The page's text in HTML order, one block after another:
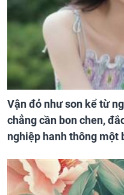
Vận đỏ như son kể từ
chẳng cần bon chen,
nghiệp hanh thông một